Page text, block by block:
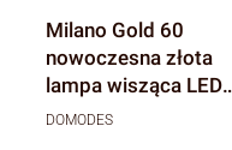
Milano Gold 60
nowoczesna złota
lampa wisząca LED
nad stolik kawowy do
DOMODES